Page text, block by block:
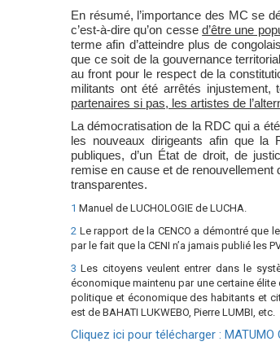
En résumé, l’importance des MC se
c’est-à-dire qu’on cessed’être une
terme afin d’atteindre plus de
que ce soit de la gouvernance
au front pour le respect de la
militants ont été arrêtés
partenaires si pas, les artistes de
La démocratisation de la RDC qui a
les nouveaux dirigeants afin que la
publiques, d’un État de droit, de
remise en cause et de
transparentes.
1 Manuel de LUCHOLOGIE de LUCHA.
2 Le rapport de la CENCO a démontré que
par le fait que la CENI n’a jamais publié les
3 Les citoyens veulent entrer dans le
économique maintenu par une certaine
politique et économique des habitants et
est de BAHATI LUKWEBO, Pierre LUMBI, etc.
Cliquez ici pour télécharger : MATUMO